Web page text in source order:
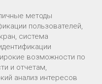
методы
пользователей,
система
возможности по
и отчетам,
анализ интересов